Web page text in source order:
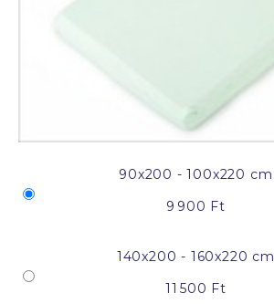
90x200 - 100x220 cm
9 900 Ft
140x200 - 160x220 cm
11 500 Ft